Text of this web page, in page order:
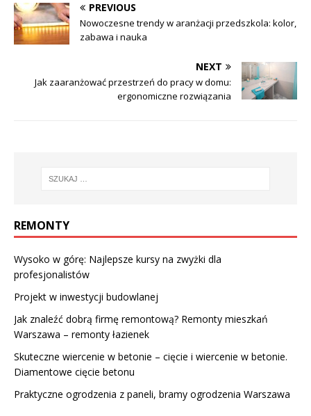
PREVIOUS
Nowoczesne trendy w aranżacji przedszkola: kolor,
zabawa i nauka
NEXT
Jak zaaranżować przestrzeń do pracy w domu:
ergonomiczne rozwiązania
REMONTY
Wysoko w górę: Najlepsze kursy na zwyżki dla
profesjonalistów
Projekt w inwestycji budowlanej
Jak znaleźć dobrą firmę remontową? Remonty mieszkań
Warszawa – remonty łazienek
Skuteczne wiercenie w betonie – cięcie i wiercenie w betonie.
Diamentowe cięcie betonu
Praktyczne ogrodzenia z paneli, bramy ogrodzenia Warszawa